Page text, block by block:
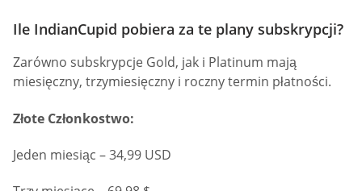
Ile IndianCupid pobiera za te plany subskrypcji?
Zarówno subskrypcje Gold, jak i Platinum mają
miesięczny, trzymiesięczny i roczny termin płatności.
Złote Członkostwo:
Jeden miesiąc – 34,99 USD